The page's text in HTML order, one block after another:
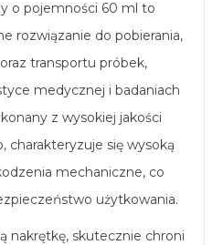
o pojemności 60 ml to
rozwiązanie do pobierania,
transportu próbek,
medycznej i badaniach
z wysokiej jakości
charakteryzuje się wysoką
mechaniczne, co
użytkowania.
nakrętkę, skutecznie chroni